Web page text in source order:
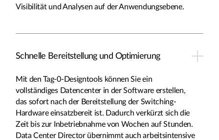
Visibilität und Analysen auf der Anwendungsebene.
Schnelle Bereitstellung und Optimierung
Mit den Tag-0-Designtools können Sie ein
vollständiges Datencenter in der Software erstellen,
das sofort nach der Bereitstellung der Switching-
Hardware einsatzbereit ist. Dadurch verkürzt sich die
Zeit bis zur Inbetriebnahme von Wochen auf Stunden.
Data Center Director übernimmt auch arbeitsintensive